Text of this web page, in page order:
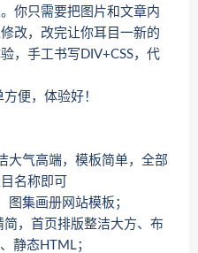
你只需要把图片和文章内
改，改完让你耳目一新的
，手工书写DIV+CSS，代
便，体验好！
大气高端，模板简单，全部
名称即可
集画册网站模板；
，首页排版整洁大方、布
静态HTML；